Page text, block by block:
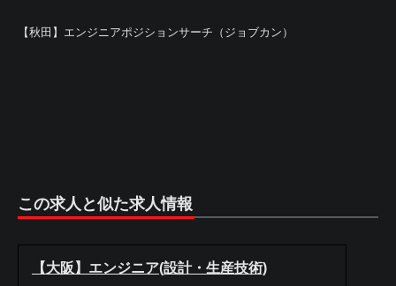
【秋田】エンジニアポジションサーチ（ジョブカン）
この求人と似た求人情報
【大阪】エンジニア(設計・生産技術)